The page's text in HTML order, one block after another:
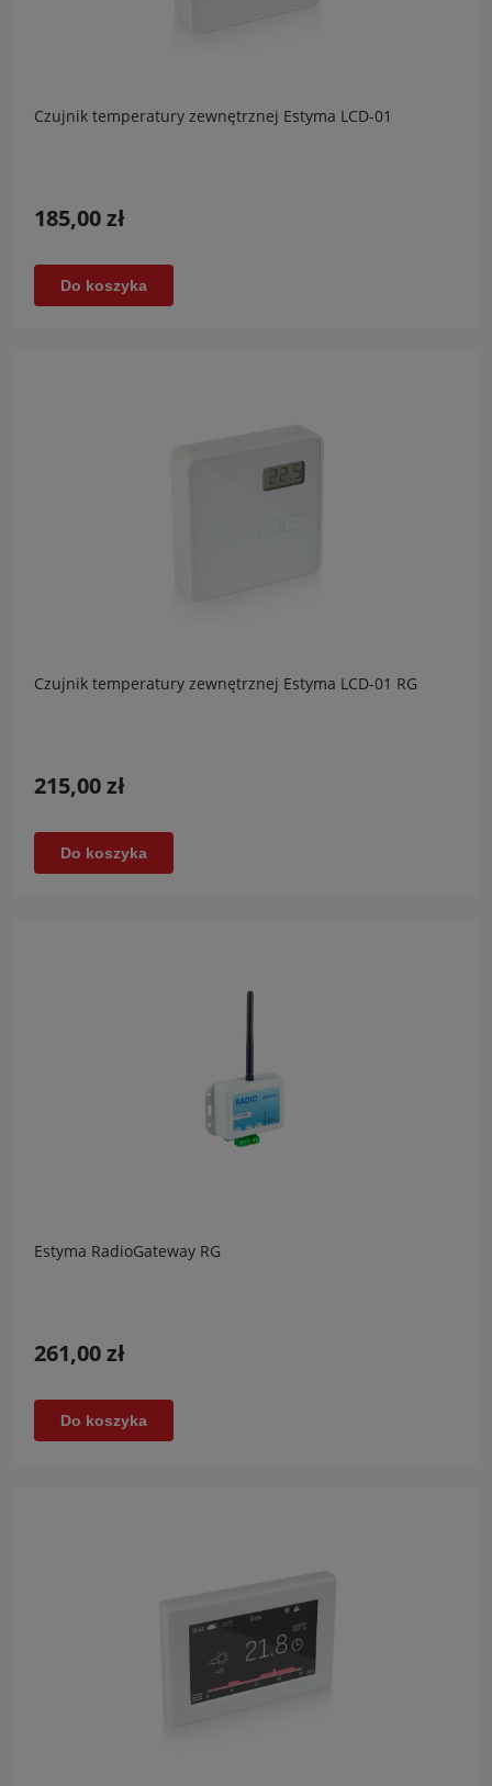
Czujnik temperatury zewnętrznej Estyma LCD-01
185,00 zł
Do koszyka
Czujnik temperatury zewnętrznej Estyma LCD-01 RG
215,00 zł
Do koszyka
Estyma RadioGateway RG
261,00 zł
Do koszyka